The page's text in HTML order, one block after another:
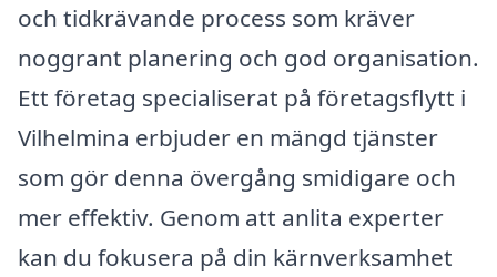
och tidkrävande process som kräver
noggrant planering och god organisation.
Ett företag specialiserat på företagsflytt i
Vilhelmina erbjuder en mängd tjänster
som gör denna övergång smidigare och
mer effektiv. Genom att anlita experter
kan du fokusera på din kärnverksamhet